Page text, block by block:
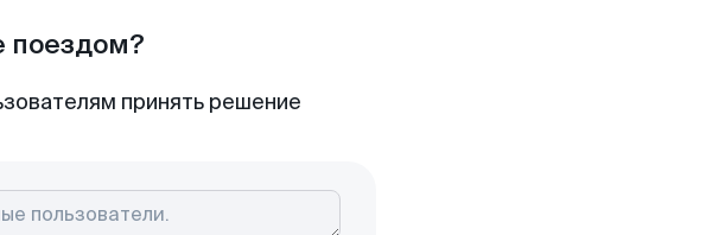
поездом?
принять решение